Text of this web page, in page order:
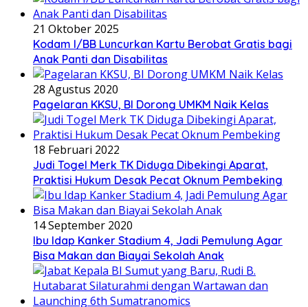
21 Oktober 2025
Kodam I/BB Luncurkan Kartu Berobat Gratis bagi
Anak Panti dan Disabilitas
28 Agustus 2020
Pagelaran KKSU, BI Dorong UMKM Naik Kelas
18 Februari 2022
Judi Togel Merk TK Diduga Dibekingi Aparat,
Praktisi Hukum Desak Pecat Oknum Pembeking
14 September 2020
Ibu Idap Kanker Stadium 4, Jadi Pemulung Agar
Bisa Makan dan Biayai Sekolah Anak